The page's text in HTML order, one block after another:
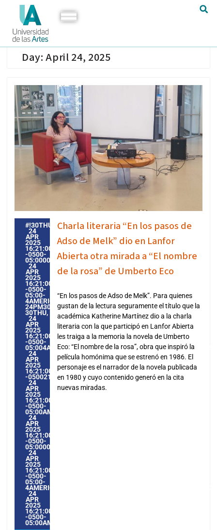
Day:April 24, 2025
#!30THU,
24
APR
2025
16:21:00
-0500-
05:000030#30THU,
24
APR
2025
16:21:00
-0500-
05:00-
4AMERICA/GUAYAQUIL3030AMERICA/GUAYAQUIL202530
24PM30PM-
30THU,
24
APR
2025
16:21:00
-0500-
05:004AMERICA/GUAYAQUIL3030AMERICA/
24
APR
2025
16:21:00
-0500214214PMTHURSDAY=1009#!30THU,
24
APR
2025
16:21:00
-0500-
05:00AMERICA/GUAYAQUIL4#APR#!30THU,
24
APR
2025
16:21:00
-0500-
05:000030#/30THU,
24
APR
2025
16:21:00
-0500-
05:00-
4AMERICA/GUAYAQUIL3030AMERICA/
24
APR
2025
16:21:00
-0500-
05:00AMERICA/GUAYAQUIL4#
Charla literaria “En los pasos de
Adso de Melk” dio en Lanfor
Abierta otra mirada a “El nombre
de la rosa” de Umberto Eco
“En los pasos de Adso de Melk”. Para quienes
gustan de la lectura seguramente el título que la
académica Katherine Martínez dio a la charla
literaria con la que participó en Lanfor Abierta
les traiga a la memoria la novela de Umberto
Eco: “El nombre de la rosa”, obra que inspiró la
película homónima que se estrenó en 1986. El
personaje es el narrador de la novela publicada
en 1980 y cuyo contenido generó en la cita
nuevas miradas.